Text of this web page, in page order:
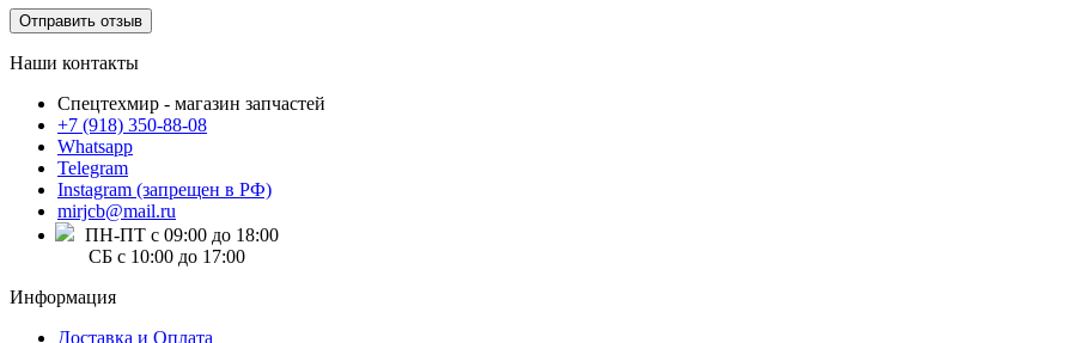
Отправить отзыв
Наши контакты
Спецтехмир - магазин запчастей
+7 (918) 350-88-08
Whatsapp
Telegram
Instagram (запрещен в РФ)
mirjcb@mail.ru
ПН-ПТ с 09:00 до 18:00
СБ с 10:00 до 17:00
Информация
Доставка и Оплата